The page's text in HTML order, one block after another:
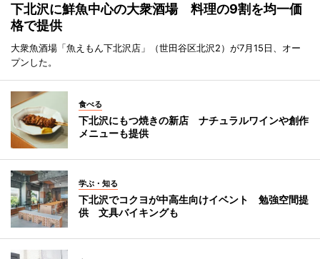
下北沢に鮮魚中心の大衆酒場 料理の9割を均一価
格で提供
大衆魚酒場「魚えもん下北沢店」（世田谷区北沢2）が7月15日、オー
プンした。
食べる
下北沢にもつ焼きの新店 ナチュラルワインや創作
メニューも提供
学ぶ・知る
下北沢でコクヨが中高生向けイベント 勉強空間提
供 文具バイキングも